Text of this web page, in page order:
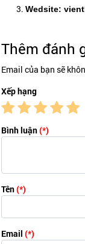
Wedsite:
Thêm đánh
Email của bạn sẽ
Xếp hạng
Bình luận(*)
Tên(*)
Email (*)